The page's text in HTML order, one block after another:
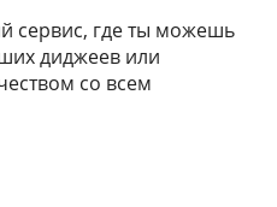
сервис, где ты можешь
диджеев или
со всем